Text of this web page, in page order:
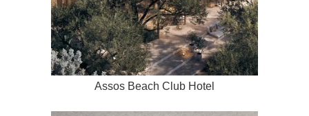
Assos Beach Club Hotel